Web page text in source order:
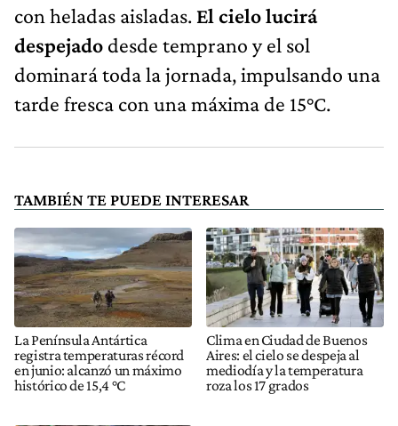
con heladas aisladas. El cielo lucirá
despejado desde temprano y el sol
dominará toda la jornada, impulsando una
tarde fresca con una máxima de 15°C.
TAMBIÉN TE PUEDE INTERESAR
La Península Antártica
registra temperaturas récord
en junio: alcanzó un máximo
histórico de 15,4 °C
Clima en Ciudad de Buenos
Aires: el cielo se despeja al
mediodía y la temperatura
roza los 17 grados